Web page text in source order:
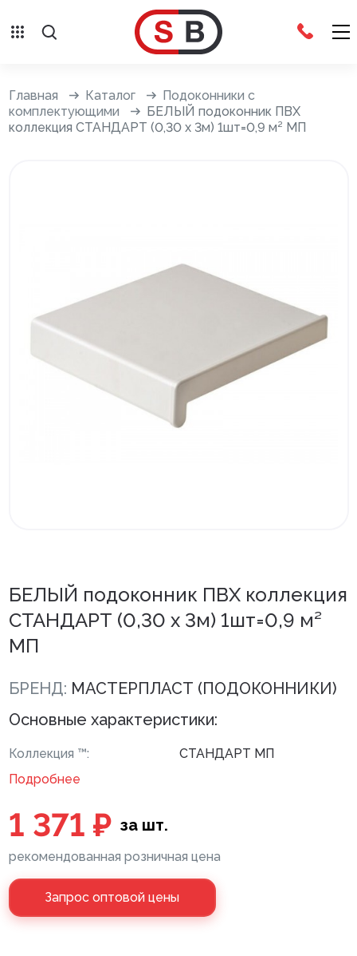
Сайдинг с фурнитурой
Террасная доска
Внутренняя отделка
Напольные покрытия ПВХ
Напольные покрытия ХДФ
Плинтус напольный с фурнитурой
Подложка
Керамическая плитка
Панели МДФ
Главная Каталог
Подоконники с
комплектующими
БЕЛЫЙ подоконник ПВХ
коллекция СТАНДАРТ (0,30 х 3м) 1шт=0,9 м² МП
БЕЛЫЙ подоконник ПВХ коллекция
СТАНДАРТ (0,30 х 3м) 1шт=0,9 м²
МП
БРЕНД: МАСТЕРПЛАСТ (ПОДОКОННИКИ)
Основные характеристики:
Коллекция ™:
СТАНДАРТ МП
Подробнее
1 371 ₽ за шт.
рекомендованная розничная цена
Запрос оптовой цены